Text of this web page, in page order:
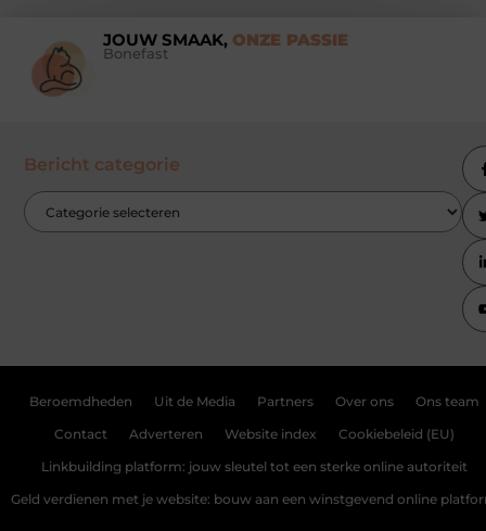
JOUW SMAAK, ONZE PASSIE
Bonefast
Bericht categorie
Beroemdheden Uit de Media Partners Over ons Ons team
Contact Adverteren Website index Cookiebeleid (EU)
Linkbuilding platform: jouw sleutel tot een sterke online autoriteit
Geld verdienen met je website: bouw aan een winstgevend online